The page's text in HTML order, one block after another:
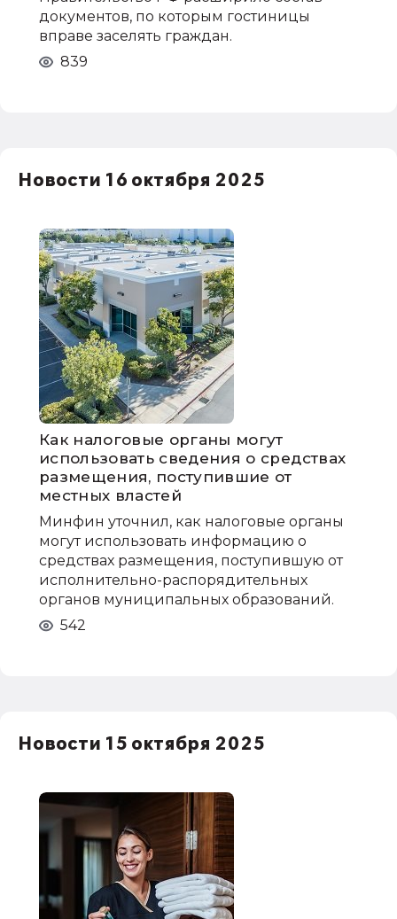
документов, по которым гостиницы
вправе заселять граждан.
839
Новости 16 октября 2025
Как налоговые органы могут
использовать сведения о средствах
размещения, поступившие от
местных властей
Минфин уточнил, как налоговые органы
могут использовать информацию о
средствах размещения, поступившую от
исполнительно-распорядительных
органов муниципальных образований.
542
Новости 15 октября 2025